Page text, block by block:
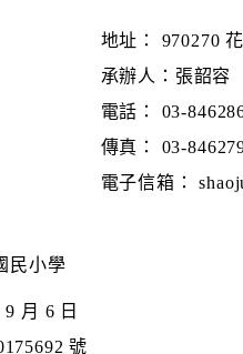
地址： 970270
承辦人：張韶容
電話： 03-
傳真： 03-
電子信箱：
民小學
月 6 日
號